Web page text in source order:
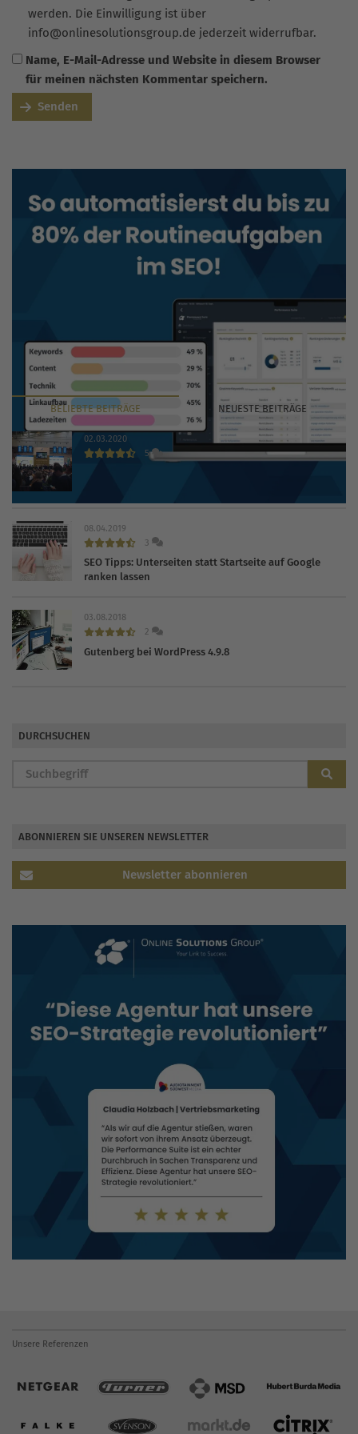
werden. Die Einwilligung ist über
info@onlinesolutionsgroup.de jederzeit widerrufbar.
Name, E-Mail-Adresse und Website in diesem Browser
für meinen nächsten Kommentar speichern.
Senden
BELIEBTEBEITRÄGE NEUESTEBEITRÄGE
02.03.2020
5
08.04.2019
3
SEO Tipps: Unterseiten statt Startseite auf Google
ranken lassen
03.08.2018
2
Gutenberg bei WordPress 4.9.8
DURCHSUCHEN
ABONNIEREN SIE UNSEREN NEWSLETTER
Newsletter abonnieren
Unsere Referenzen